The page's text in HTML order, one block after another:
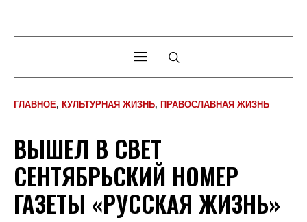
ГЛАВНОЕ, КУЛЬТУРНАЯ ЖИЗНЬ, ПРАВОСЛАВНАЯ ЖИЗНЬ
ВЫШЕЛ В СВЕТ
СЕНТЯБРЬСКИЙ НОМЕР
ГАЗЕТЫ «РУССКАЯ ЖИЗНЬ»